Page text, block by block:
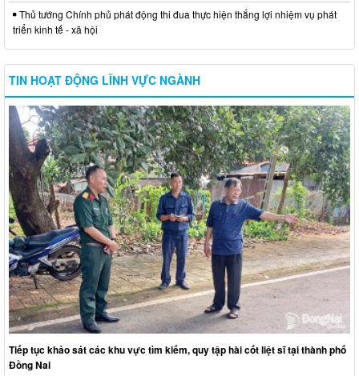
Thủ tướng Chính phủ phát động thi đua thực hiện thắng lợi nhiệm vụ phát
triển kinh tế - xã hội
TIN HOẠT ĐỘNG LĨNH VỰC NGÀNH
Tiếp tục khảo sát các khu vực tìm kiếm, quy tập hài cốt liệt sĩ tại thành phố
Đồng Nai